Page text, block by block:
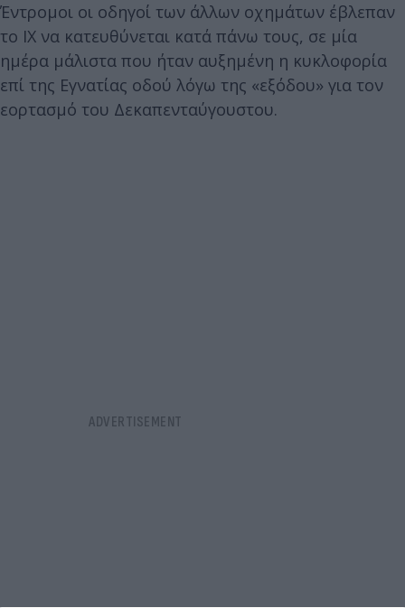
Έντρομοι οι οδηγοί των άλλων οχημάτων έβλεπαν
το ΙΧ να κατευθύνεται κατά πάνω τους, σε μία
ημέρα μάλιστα που ήταν αυξημένη η κυκλοφορία
επί της Εγνατίας οδού λόγω της «εξόδου» για τον
εορτασμό του Δεκαπενταύγουστου.